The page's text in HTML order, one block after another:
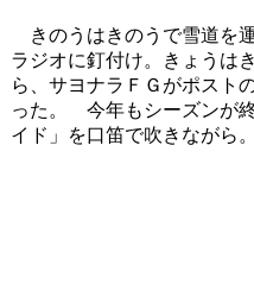
きのうはきのうで雪道を
ラジオに釘付け。きょうは
ら、サヨナラＦＧがポスト
った。 今年もシーズンが
イド」を口笛で吹きながら。